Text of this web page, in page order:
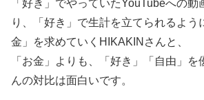
「好き」でやっていたYouTubeへの
り、「好き」で生計を立てられるよう
金」を求めていくHIKAKINさんと、
「お金」よりも、「好き」「自由」を
んの対比は面白いです。